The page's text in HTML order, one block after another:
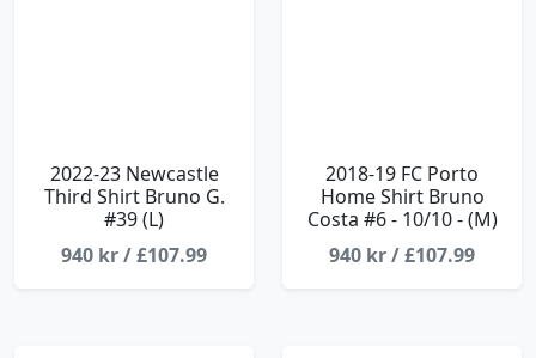
2022-23 Newcastle
Third Shirt Bruno G.
#39 (L)
940 kr / £107.99
2018-19 FC Porto
Home Shirt Bruno
Costa #6 - 10/10 - (M)
940 kr / £107.99